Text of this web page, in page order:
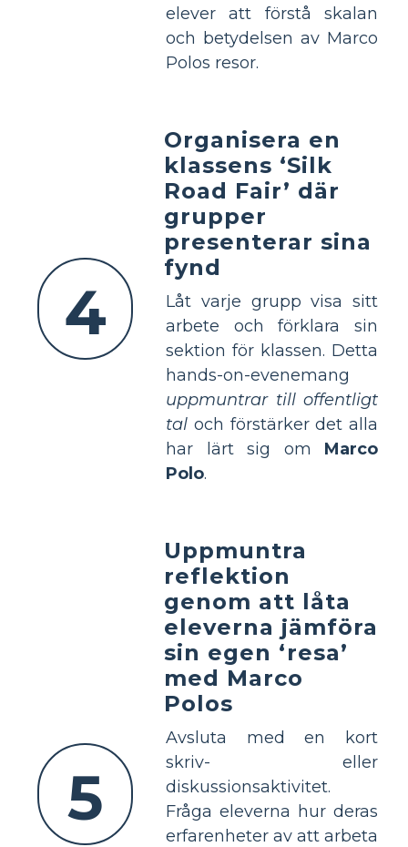
elever att förstå skalan
och betydelsen av Marco
Polos resor.
4
Organisera en
klassens ‘Silk
Road Fair’ där
grupper
presenterar sina
fynd
Låt varje grupp visa sitt
arbete och förklara sin
sektion för klassen. Detta
hands-on-evenemang
uppmuntrar till offentligt
tal och förstärker det alla
har lärt sig om Marco
Polo.
5
Uppmuntra
reflektion
genom att låta
eleverna jämföra
sin egen ‘resa’
med Marco
Polos
Avsluta med en kort
skriv- eller
diskussionsaktivitet.
Fråga eleverna hur deras
erfarenheter av att arbeta